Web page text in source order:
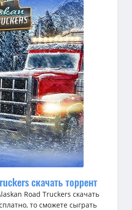
скачать торрент
Road Truckers скачать
то сможете сыграть